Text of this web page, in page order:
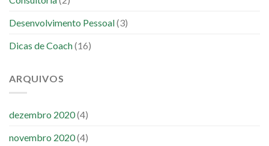
Desenvolvimento Pessoal(3)
Dicas de Coach(16)
ARQUIVOS
dezembro 2020(4)
novembro 2020(4)